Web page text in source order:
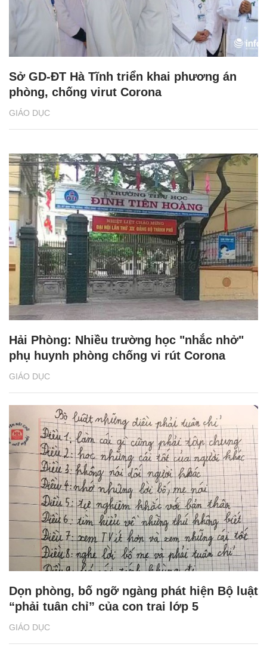
GIÁO DỤC
Sở GD-ĐT Hà Tĩnh triển khai phương án
phòng, chống virut Corona
GIÁO DỤC
Hải Phòng: Nhiều trường học "nhắc nhở"
phụ huynh phòng chống vi rút Corona
GIÁO DỤC
Dọn phòng, bố ngỡ ngàng phát hiện Bộ luật
“phải tuân chỉ” của con trai lớp 5